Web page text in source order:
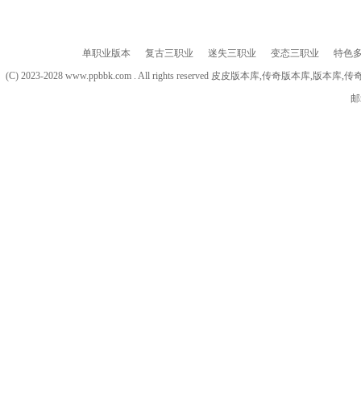
单职业版本 复古三职业 迷失三职业 变态三职业
特色
(C) 2023-2028 www.ppbbk.com . All rights reserved 皮皮版本库,传奇版本库,版本